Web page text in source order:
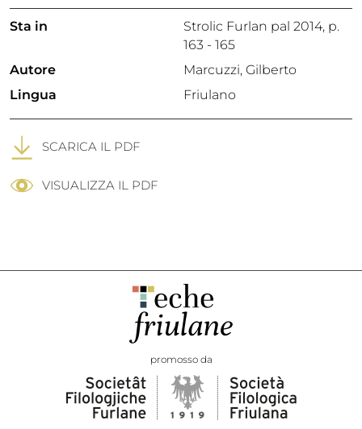
Sta in Strolic Furlan pal 2014, p.
163 - 165
Autore
Marcuzzi, Gilberto
Lingua
Friulano
SCARICA IL PDF
VISUALIZZA IL PDF
promosso da